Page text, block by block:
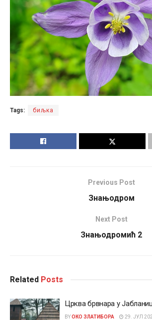
Tags: биљка
Previous Post
Знањодром
Next Post
Знањодромић 2
Related Posts
Црква брвнара у
BYОКО ЗЛАТИБОРА 29. ЈУЛ